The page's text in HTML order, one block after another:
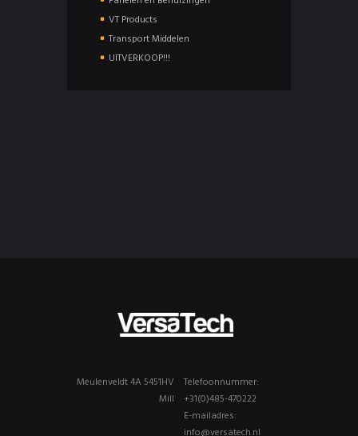
VT Products
Transport Middelen
UITVERKOOP!!!
Telefoonnummer:
+31(0)485-470222
E-mailadres:
Meulenveldt 4A 5451HV
Mill